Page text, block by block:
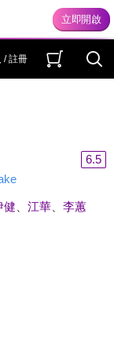
/ 註冊
6.5
健 江華、 李蕙